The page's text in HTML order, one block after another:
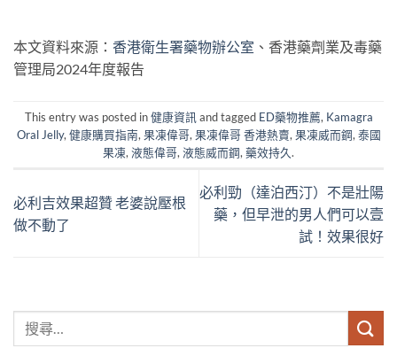
本文資料來源： 香港衛生署藥物辦公室 、香港藥劑業及毒藥
管理局2024年度報告
This entry was posted in健康資訊 and tagged ED藥物推薦, Kamagra
Oral Jelly, 健康購買指南, 果凍偉哥, 果凍偉哥 香港熱賣, 果凍威而鋼, 泰國
果凍, 液態偉哥, 液態威而鋼, 藥效持久.
必利吉效果超贊 老婆說壓根
做不動了
必利勁（達泊西汀）不是壯陽
藥，但早泄的男人們可以壹
試！效果很好